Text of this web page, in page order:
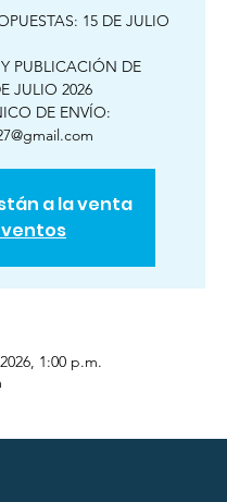
15 DE JULIO
PUBLICACIÓN DE
JULIO 2026
DE ENVÍO:
a la venta
1:00 p.m.